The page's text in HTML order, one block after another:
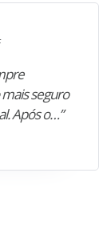
seguro
Após o…”